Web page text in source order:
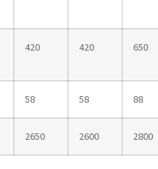
420 420 650
58 58 88
2650 2600 2800